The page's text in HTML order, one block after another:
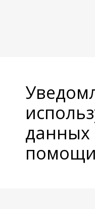
данных
помощи